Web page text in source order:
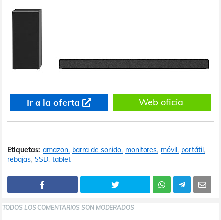
Ir a la oferta Web oficial
Etiquetas: amazon barra de sonido monitores móvil portátil
rebajas SSD tablet
TODOS LOS COMENTARIOS SON MODERADOS